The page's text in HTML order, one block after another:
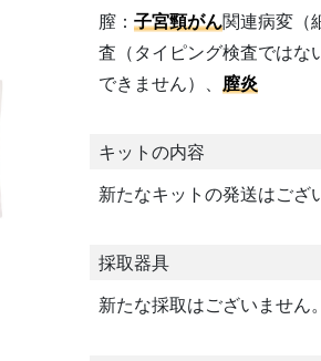
膣： 子宮頸がん関連病変（
査（タイピング検査ではな
できません）、 膣炎
キットの内容
新たなキットの発送はござ
採取器具
新たな採取はございません